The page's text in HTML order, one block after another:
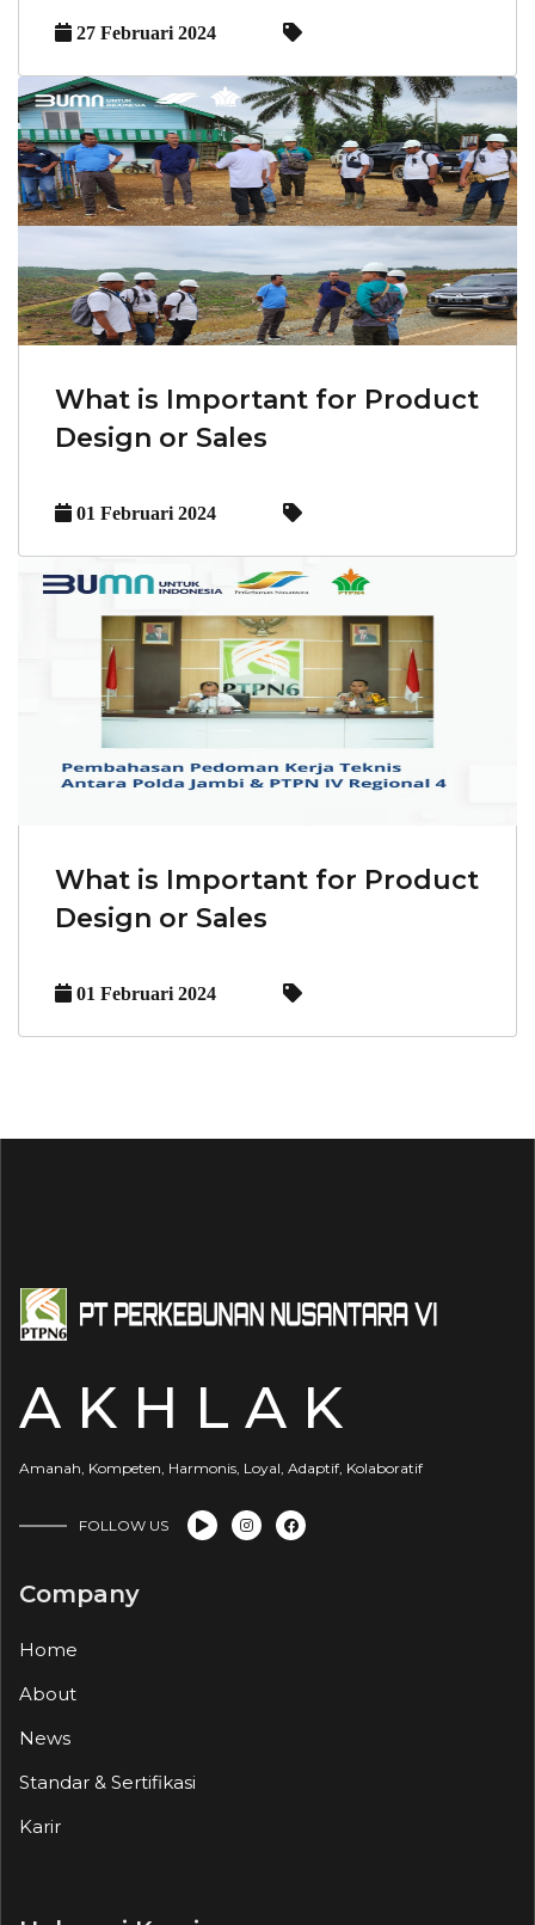
27 Februari 2024
What is Important for Product
Design or Sales
01 Februari 2024
What is Important for Product
Design or Sales
01 Februari 2024
A K H L A K
Amanah, Kompeten, Harmonis, Loyal, Adaptif, Kolaboratif
FOLLOW US
Company
Home
About
News
Standar & Sertifikasi
Karir